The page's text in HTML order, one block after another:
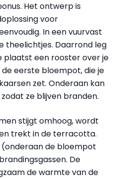
Het ontwerp is
voor
In een vuurvast
theelichtjes. Daarrond leg
plaatst een rooster over je
eerste bloempot, die je
zet. Onderaan kan
ze blijven branden.
stijgt omhoog, wordt
trekt in de terracotta.
de bloempot
De
de warmte van de